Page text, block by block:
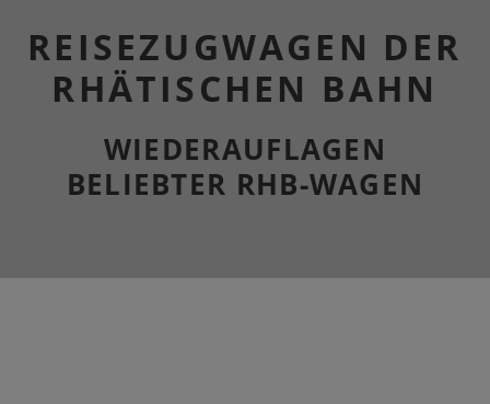
REISEZUGWAGEN DER
RHÄTISCHEN BAHN
WIEDERAUFLAGEN
BELIEBTER RHB-WAGEN